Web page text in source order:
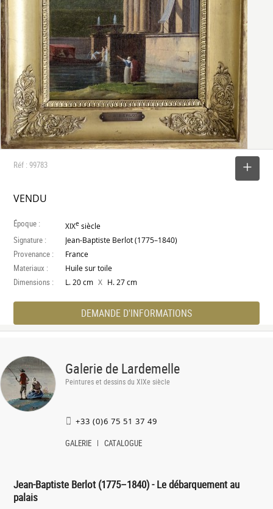
Réf : 99783
VENDU
Époque : XIXe siècle
Signature : Jean-Baptiste Berlot (1775–1840)
Provenance : France
Materiaux : Huile sur toile
Dimensions : L. 20 cm X H. 27 cm
DEMANDE D'INFORMATIONS
Galerie de Lardemelle
Peintures et dessins du XIXe siècle
+33 (0)6 75 51 37 49
GALERIE CATALOGUE
Jean-Baptiste Berlot (1775–1840) - Le débarquement au
palais